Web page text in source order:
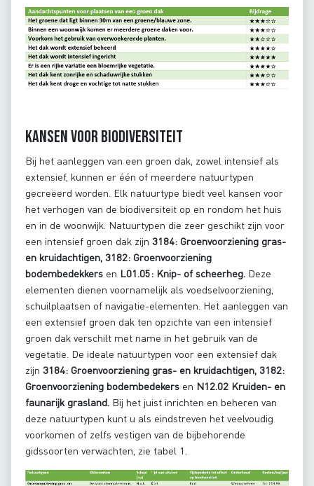
Kansen voor biodiversiteit
Bij het aanleggen van een groen dak, zowel intensief als
extensief, kunnen er één of meerdere natuurtypen
gecreëerd worden. Elk natuurtype biedt veel kansen voor
het verhogen van de biodiversiteit op en rondom het huis
en in de woonwijk. Natuurtypen die zeer geschikt zijn voor
een intensief groen dak zijn 3184: Groenvoorziening gras-
en kruidachtigen, 3182: Groenvoorziening
bodembedekkers en L01.05: Knip- of scheerheg. Deze
elementen dienen voornamelijk als voedselvoorziening,
schuilplaatsen of navigatie-elementen. Het aanleggen van
een extensief groen dak ten opzichte van een intensief
groen dak verschilt met name in het gebruik van de
vegetatie. De ideale natuurtypen voor een extensief dak
zijn 3184: Groenvoorziening gras- en kruidachtigen, 3182:
Groenvoorziening bodembedekers en N12.02 Kruiden- en
faunarijk grasland. Bij het juist inrichten en beheren van
deze natuurtypen kunt u als eindstreven het veelvoudig
voorkomen of zelfs vestigen van de bijbehorende
gidssoorten verwachten, zie tabel 1.